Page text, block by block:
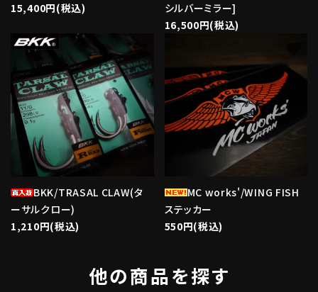
15,400円(税込)
シルバーミラー]
16,500円(税込)
BKK/TRASAL CLAW(タ
ーサルクロー)
1,210円(税込)
favorite
MC works'/WING FISH
ステッカー
550円(税込)
他の商品を探す